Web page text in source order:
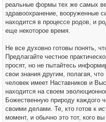
реальные формы тех же самых
здравоохранение, вооруженные
находится в процессе родов, и
еще некоторое время.
Не все духовно готовы понять,
Предлагайте честное
просят, но не пытайтесь
свои знания другим, полагая,
человек имеет Наставников и
находится на своем
Божественную природу каждого
своими делами. Те, кто готов к
момент, и обычно это тот, кого